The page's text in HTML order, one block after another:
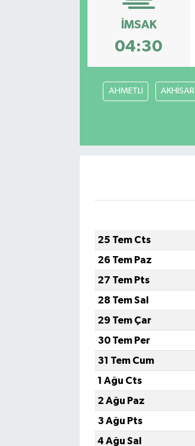
İMSAK
04:30
AHMETLİ AKHİSAR
25 Tem Cts
26 Tem Paz
27 Tem Pts
28 Tem Sal
29 Tem Çar
30 Tem Per
31 Tem Cum
1 Ağu Cts
2 Ağu Paz
3 Ağu Pts
4 Ağu Sal
KÜLTÜR SANAT